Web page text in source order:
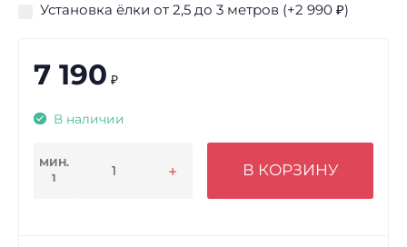
Установка ёлки от 2,5 до 3 метров (+2 990 ₽)
7 190 ₽
В наличии
МИН.
1
В КОРЗИНУ